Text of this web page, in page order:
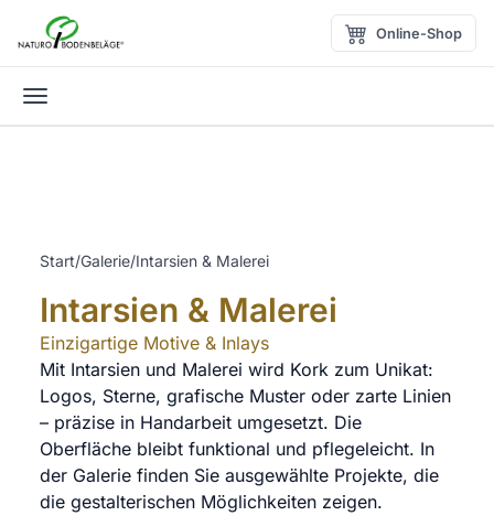
Zum Inhalt springen
Online-Shop
Menü öffnen
Start/Galerie/Intarsien & Malerei
Intarsien & Malerei
Einzigartige Motive & Inlays
Mit Intarsien und Malerei wird Kork zum Unikat:
Logos, Sterne, grafische Muster oder zarte Linien
– präzise in Handarbeit umgesetzt. Die
Oberfläche bleibt funktional und pflegeleicht. In
der Galerie finden Sie ausgewählte Projekte, die
die gestalterischen Möglichkeiten zeigen.